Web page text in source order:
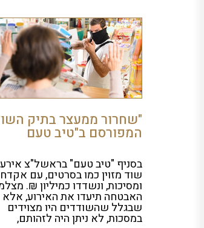
"שחרור ממעצר בתיק
המפורסם ב"טיב טעם
בסניף "טיב טעם" בראשל"צ אירע
שוד מזוין כמו בסרטים, עם
ומסיכות, ונשדדו כמיליון ₪.
האבטחה תיעדו את האירוע, אלא
שבגלל שהשודדים היו מצוידים
במסכות, לא ניתן היה לזהותם,